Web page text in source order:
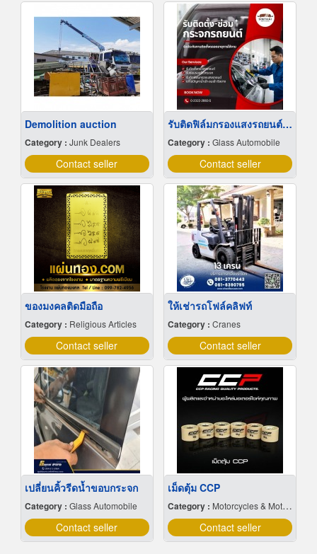
Demolition auction
Category : Junk Dealers
Contact seller
รับติดฟิล์มกรองแสงรถยนต์ ราคาประหยัด
Category : Glass Automobile
Contact seller
ของมงคลติดมือถือ
Category : Religious Articles
Contact seller
ให้เช่ารถโฟล์คลิฟท์
Category : Cranes
Contact seller
เปลี่ยนคิ้วรีดน้ำขอบกระจก
Category : Glass Automobile
Contact seller
เม็ดตุ้ม CCP
Category : Motorcycles & Motor Scooters-Supplies & Parts
Contact seller